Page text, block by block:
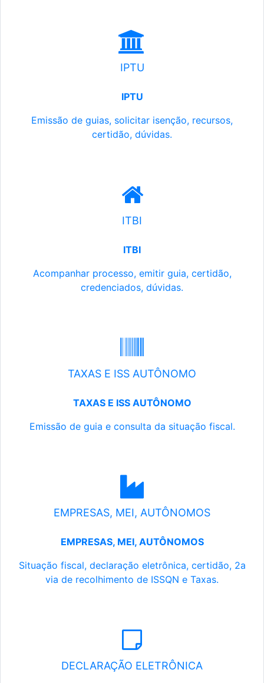
IPTU
IPTU
Emissão de guias, solicitar isenção, recursos,
certidão, dúvidas.
ITBI
ITBI
Acompanhar processo, emitir guia, certidão,
credenciados, dúvidas.
TAXAS E ISS AUTÔNOMO
TAXAS E ISS AUTÔNOMO
Emissão de guia e consulta da situação fiscal.
EMPRESAS, MEI, AUTÔNOMOS
EMPRESAS, MEI, AUTÔNOMOS
Situação fiscal, declaração eletrônica, certidão, 2a
via de recolhimento de ISSQN e Taxas.
DECLARAÇÃO ELETRÔNICA